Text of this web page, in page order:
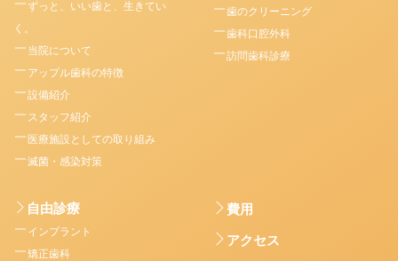
ずっと、いい歯と、生きてい
く。
当院について
アップル歯科の特徴
設備紹介
スタッフ紹介
医療施設としての取り組み
滅菌・感染対策
歯のクリーニング
歯科口腔外科
訪問歯科診療
自由診療
インプラント
矯正歯科
費用
アクセス